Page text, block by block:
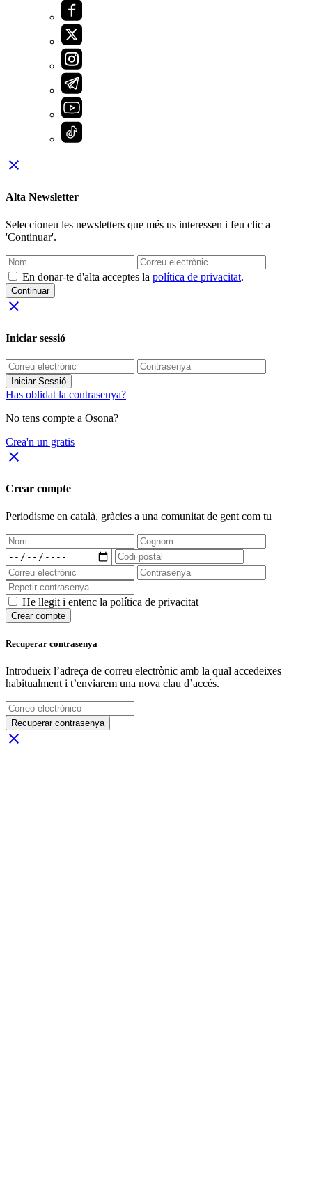
close
Alta Newsletter
Seleccioneu les newsletters que més us interessen i feu clic a
'Continuar'.
En donar-te d'alta acceptes la política de privacitat.
Continuar
close
Iniciar sessió
Iniciar Sessió
Has oblidat la contrasenya?
No tens compte a Osona?
Crea'n un gratis
close
Crear compte
Periodisme en català, gràcies a una comunitat de gent com tu
He llegit i entenc la política de privacitat
Crear compte
Recuperar contrasenya
Introdueix l’adreça de correu electrònic amb la qual accedeixes
habitualment i t’enviarem una nova clau d’accés.
Recuperar contrasenya
close